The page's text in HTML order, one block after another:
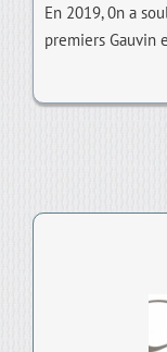
En 2019, 0n a
premiers Gauvin